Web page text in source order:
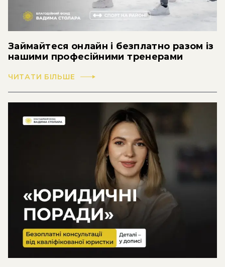
Займайтеся онлайн і безплатно разом із
нашими професійними тренерами
ЧИТАТИ БІЛЬШЕ